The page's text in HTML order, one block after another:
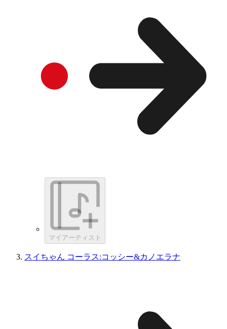
マイアーティスト
スイちゃん コーラス:コッシー&カノエラナ